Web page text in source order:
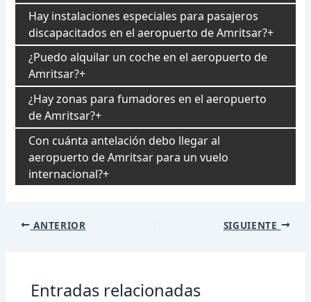
Hay instalaciones especiales para pasajeros
discapacitados en el aeropuerto de Amritsar?
¿Puedo alquilar un coche en el aeropuerto de
Amritsar?
¿Hay zonas para fumadores en el aeropuerto
de Amritsar?
Con cuánta antelación debo llegar al
aeropuerto de Amritsar para un vuelo
internacional?
Navegación
ANTERIOR SIGUIENTE
Entradas relacionadas